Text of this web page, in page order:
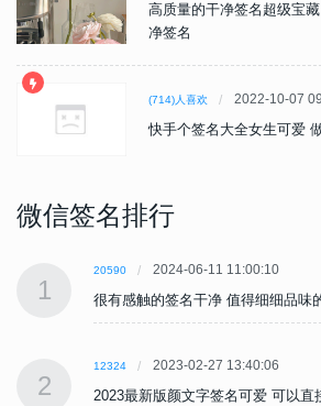
高质量的干净签名超级宝
净签名
(714)人喜欢 2022-10-07
快手个签名大全女生可爱
微信签名排行
1
20590 2024-06-11 11:00:10
很有感触的签名干净 值得细细品味
2
12324 2023-02-27 13:40:06
2023最新版颜文字签名可爱 可以直